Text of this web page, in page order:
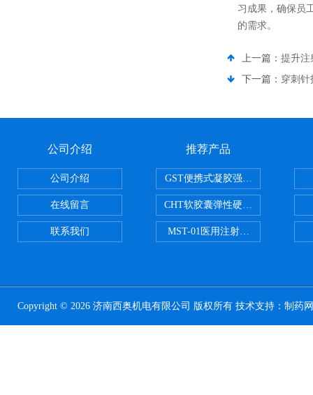
习成果，确保员
的需求。
上一篇： 提升注
下一篇： 穿刺针
公司介绍
公司介绍
在线留言
联系我们
推荐产品
GST便携式凝胶强度测定仪
CHT软胶囊弹性硬度测试仪
MST-01医用注射器测试仪
Copyright © 2026 济南西奥机电有限公司 版权所有 技术支持： 制药网